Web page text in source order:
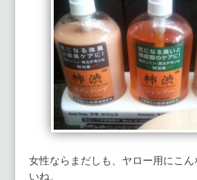
女性ならまだしも、ヤロー用にこん
いね。